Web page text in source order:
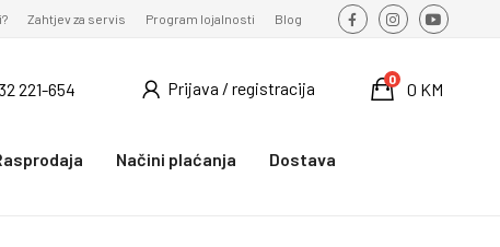
Zahtjev za servis Program lojalnosti Blog
221-654 Prijava / registracija 0 KM
0
Načini plaćanja Dostava